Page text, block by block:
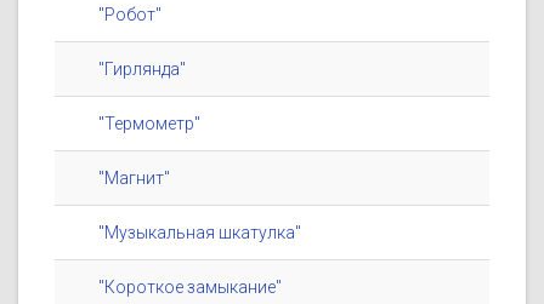
"Робот"
"Гирлянда"
"Термометр"
"Магнит"
"Музыкальная шкатулка"
"Короткое замыкание"